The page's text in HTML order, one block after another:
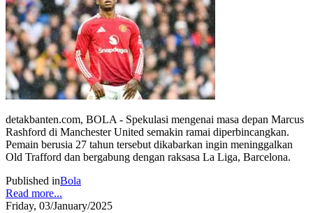
detakbanten.com, BOLA - Spekulasi mengenai masa depan Marcus
Rashford di Manchester United semakin ramai diperbincangkan.
Pemain berusia 27 tahun tersebut dikabarkan ingin meninggalkan
Old Trafford dan bergabung dengan raksasa La Liga, Barcelona.
Published inBola
Read more...
Friday, 03/January/2025